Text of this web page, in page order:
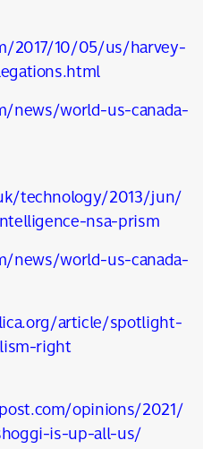
2017/10/05/us/harvey-
news/world-us-canada-
technology/2013/jun/
nsa-prism
news/world-us-canada-
article/spotlight-
right
opinions/2021/
is-up-all-us/